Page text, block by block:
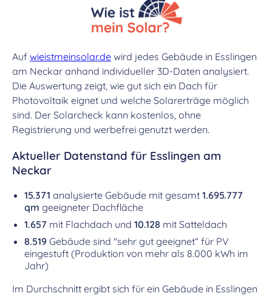
Auf wieistmeinsolar.de wird jedes Gebäude in Esslingen
am Neckar anhand individueller 3D-Daten analysiert.
Die Auswertung zeigt, wie gut sich ein Dach für
Photovoltaik eignet und welche Solarerträge möglich
sind. Der Solarcheck kann kostenlos, ohne
Registrierung und werbefrei genutzt werden.
Aktueller Datenstand für Esslingen am
Neckar
15.371 analysierte Gebäude mit gesamt 1.695.777
qm geeigneter Dachfläche
1.657 mit Flachdach und 10.128 mit Satteldach
8.519 Gebäude sind "sehr gut geeignet“ für PV
eingestuft (Produktion von mehr als 8.000 kWh im
Jahr)
Im Durchschnitt ergibt sich für ein Gebäude in Esslingen